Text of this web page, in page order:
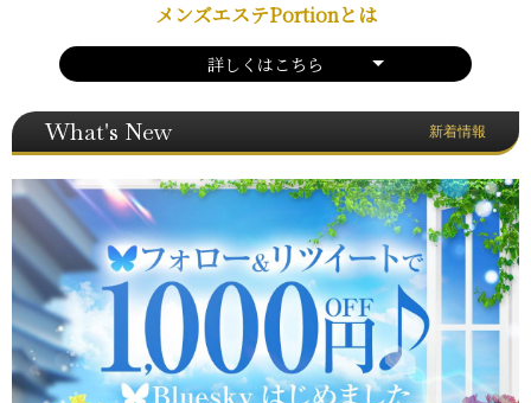
メンズエステPortionとは
詳しくはこちら
What's New 新着情報